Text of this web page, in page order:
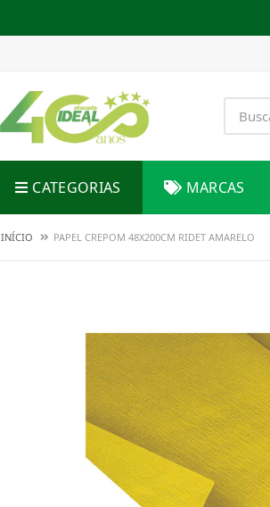
CATEGORIAS MARCAS
INÍCIO PAPEL CREPOM 48X200CM RIDET AMARELO